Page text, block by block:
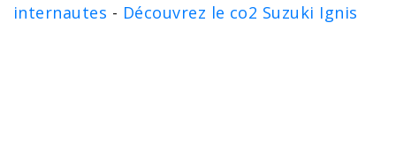
internautes - Découvrez le co2 Suzuki Ignis